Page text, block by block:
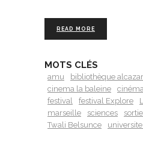
READ MORE
MOTS CLÉS
amu bibliothèque alcazar
cinema la baleine
festival
festival Explore
marseille
sciences
Twali Belsunce